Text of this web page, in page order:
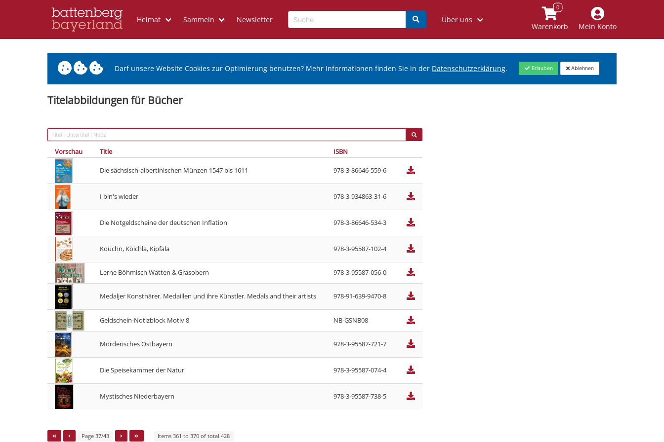
Heimat Sammeln Newsletter Über uns
Warenkorb Mein Konto
Darf unsere Website Cookies zur Optimierung benutzen? Mehr Informationen finden Sie in der Datenschutzerklärung. Erlauben Ablehnen
Titelabbildungen für Bücher
Vorschau Title ISBN
Die sächsisch-albertinischen Münzen 1547 bis 1611 978-3-86646-559-6
I bin's wieder 978-3-934863-31-6
Die Notgeldscheine der deutschen Inflation 978-3-86646-534-3
Kouchn, Köichla, Kipfala 978-3-95587-102-4
Lerne Böhmisch Watten & Grasobern 978-3-95587-056-0
Medaljer Konstnärer. Medaillen und ihre Künstler. Medals and their artists 978-91-639-9470-8
Geldschein-Notizblock Motiv 8 NB-GSNB08
Mörderisches Ostbayern 978-3-95587-721-7
Die Speisekammer der Natur 978-3-95587-074-4
Mystisches Niederbayern 978-3-95587-738-5
Page 37/43 Items 361 to 370 of total 428